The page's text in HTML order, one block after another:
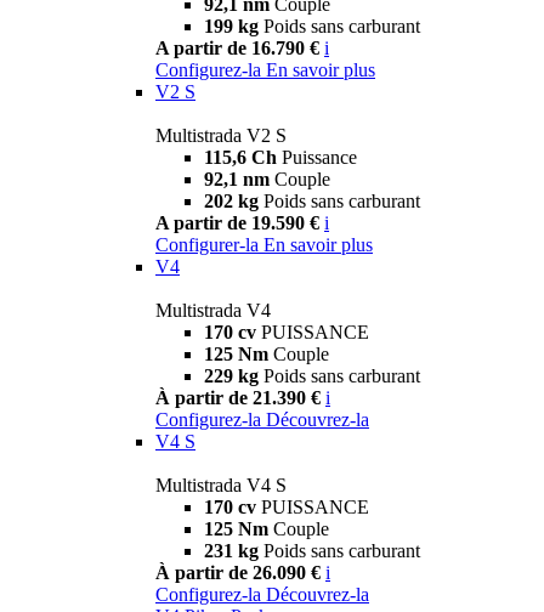
199 kg Poids sans carburant
A partir de 16.790 € i
Configurez-la En savoir plus
V2 S
Multistrada V2 S
115,6 Ch Puissance
92,1 nm Couple
202 kg Poids sans carburant
A partir de 19.590 € i
Configurer-la En savoir plus
V4
Multistrada V4
170 cv PUISSANCE
125 Nm Couple
229 kg Poids sans carburant
À partir de 21.390 € i
Configurez-la Découvrez-la
V4 S
Multistrada V4 S
170 cv PUISSANCE
125 Nm Couple
231 kg Poids sans carburant
À partir de 26.090 € i
Configurez-la Découvrez-la